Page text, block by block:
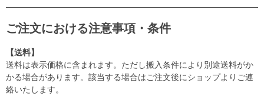
ご注文における注意事項・条件
【送料】
送料は表示価格に含まれます。ただし搬入条件により別途送料がか
かる場合があります。該当する場合はご注文後にショップよりご連
絡いたします。